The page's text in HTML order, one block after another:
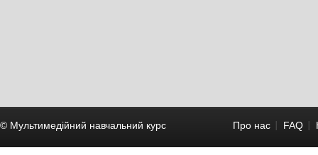
© Мультимедійний навчальний курc Про нас FAQ